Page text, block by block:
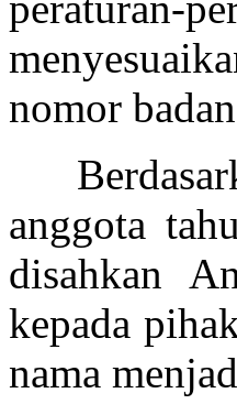
nomor
anggota
disahkan
kepada
nama